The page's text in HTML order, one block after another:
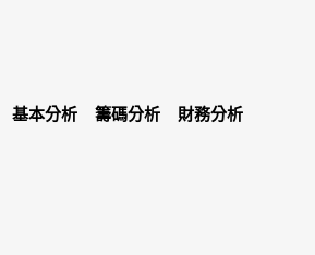
基本分析 籌碼分析 財務分析